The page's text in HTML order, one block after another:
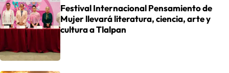
Festival Internacional Pensamiento de
Mujer llevará literatura, ciencia, arte y
cultura a Tlalpan